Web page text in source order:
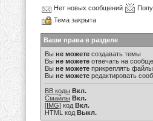
Нет новых сообщений
Тема закрыта
Ваши права в разделе
Вы не можете создавать темы
Вы не можете отвечать на
Вы не можете прикреплять файлы
Вы не можете редактировать
BB коды Вкл.
Смайлы Вкл.
[IMG] код Вкл.
HTML код Выкл.